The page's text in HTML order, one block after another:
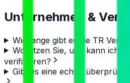
Unternehmen &
Wie lange gibt es die TR
Wo sitzen Sie, und kann ich
verifizieren?
Gibt es eine echte,